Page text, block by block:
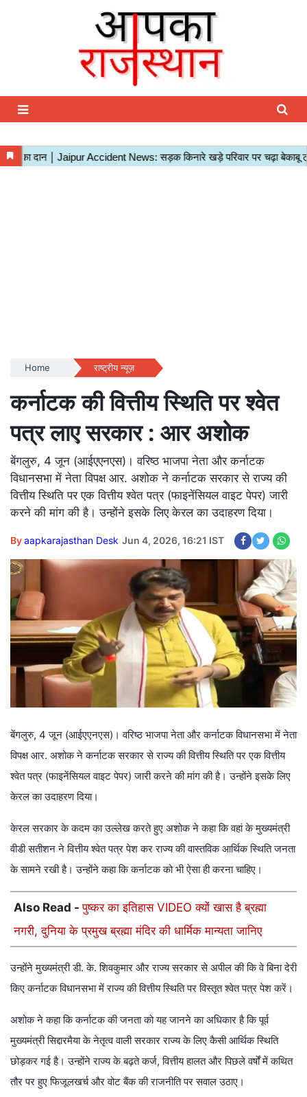
Home राष्ट्रीय न्यूज़
कर्नाटक की वित्तीय स्थिति पर श्वेत
पत्र लाए सरकार : आर अशोक
बेंगलुरु, 4 जून (आईएएनएस)। वरिष्ठ भाजपा नेता और कर्नाटक
विधानसभा में नेता विपक्ष आर. अशोक ने कर्नाटक सरकार से राज्य की
वित्तीय स्थिति पर एक वित्तीय श्वेत पत्र (फाइनेंसियल वाइट पेपर) जारी
करने की मांग की है। उन्होंने इसके लिए केरल का उदाहरण दिया।
Byaapkarajasthan Desk Jun 4, 2026, 16:21 IST
बेंगलुरु, 4 जून (आईएएनएस)। वरिष्ठ भाजपा नेता और कर्नाटक विधानसभा में नेता
विपक्ष आर. अशोक ने कर्नाटक सरकार से राज्य की वित्तीय स्थिति पर एक वित्तीय
श्वेत पत्र (फाइनेंसियल वाइट पेपर) जारी करने की मांग की है। उन्होंने इसके लिए
केरल का उदाहरण दिया।
केरल सरकार के कदम का उल्लेख करते हुए अशोक ने कहा कि वहां के मुख्यमंत्री
वीडी सतीशन ने वित्तीय श्वेत पत्र पेश कर राज्य की वास्तविक आर्थिक स्थिति जनता
के सामने रखी है। उन्होंने कहा कि कर्नाटक को भी ऐसा ही करना चाहिए।
Also Read -पुष्कर का इतिहास VIDEO क्यों खास है ब्रह्मा
नगरी, दुनिया के प्रमुख ब्रह्मा मंदिर की धार्मिक मान्यता जानिए
उन्होंने मुख्यमंत्री डी. के. शिवकुमार और राज्य सरकार से अपील की कि वे बिना देरी
किए कर्नाटक विधानसभा में राज्य की वित्तीय स्थिति पर विस्तृत श्वेत पत्र पेश करें।
अशोक ने कहा कि कर्नाटक की जनता को यह जानने का अधिकार है कि पूर्व
मुख्यमंत्री सिद्दारमैया के नेतृत्व वाली सरकार राज्य के लिए कैसी आर्थिक स्थिति
छोड़कर गई है। उन्होंने राज्य के बढ़ते कर्ज, वित्तीय हालत और पिछले वर्षों में कथित
तौर पर हुए फिजूलखर्च और वोट बैंक की राजनीति पर सवाल उठाए।